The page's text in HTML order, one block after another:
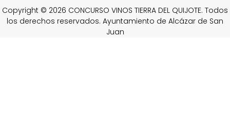
Copyright © 2026 CONCURSO VINOS TIERRA DEL QUIJOTE. Todos
los derechos reservados. Ayuntamiento de Alcázar de San
Juan